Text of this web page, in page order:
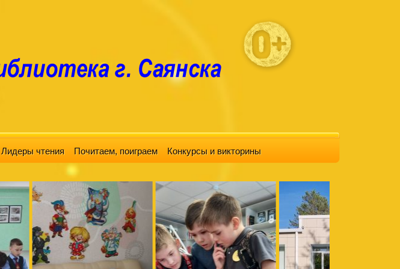
Лидеры чтения Почитаем, поиграем Конкурсы и викторины